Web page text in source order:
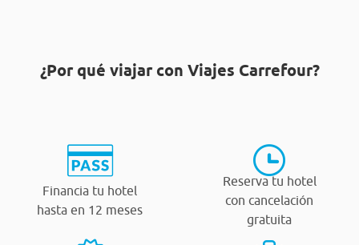
¿Por qué viajar con Viajes Carrefour?
Financia tu hotel
hasta en 12 meses
Reserva tu hotel
con cancelación
gratuita